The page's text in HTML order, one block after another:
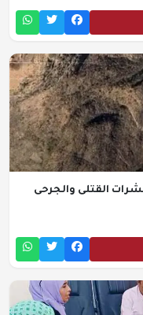
القتلى والجرحى